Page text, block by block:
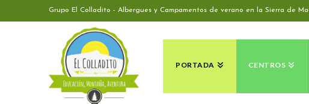
Grupo El Colladito - Albergues y Campamentos de verano en la Sierra de
PORTADA CENTROS